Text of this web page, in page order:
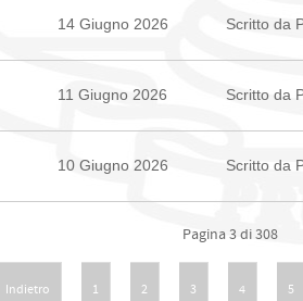
14 Giugno 2026 Scritto da
11 Giugno 2026 Scritto da
10 Giugno 2026 Scritto da
Pagina 3 di 308
Indietro 1 2 3 4 5